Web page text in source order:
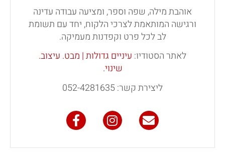
אוהבת מילה, שפה וספר, ומציעה עבודה עדינה
ורגישה המותאמת לצרכי הלקוח,יחד עם תשומת
לב לכל פרט וקפדנות מעמיקה.
לאתר הסטודיו: עיניים גדולות | מבט. עיצוב.
שינוי.
ליצירת קשר: 052-4281635